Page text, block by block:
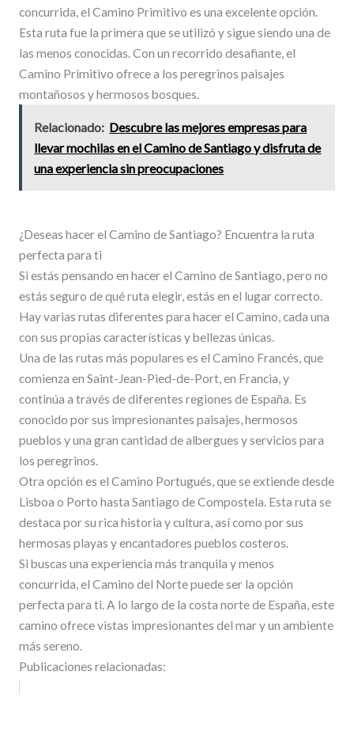
concurrida, el Camino Primitivo es una excelente opción.
Esta ruta fue la primera que se utilizó y sigue siendo una de
las menos conocidas. Con un recorrido desafiante, el
Camino Primitivo ofrece a los peregrinos paisajes
montañosos y hermosos bosques.
Relacionado: Descubre las mejores empresas para
llevar mochilas en el Camino de Santiago y disfruta de
una experiencia sin preocupaciones
¿Deseas hacer el Camino de Santiago? Encuentra la ruta
perfecta para ti
Si estás pensando en hacer el Camino de Santiago, pero no
estás seguro de qué ruta elegir, estás en el lugar correcto.
Hay varias rutas diferentes para hacer el Camino, cada una
con sus propias características y bellezas únicas.
Una de las rutas más populares es el Camino Francés, que
comienza en Saint-Jean-Pied-de-Port, en Francia, y
continúa a través de diferentes regiones de España. Es
conocido por sus impresionantes paisajes, hermosos
pueblos y una gran cantidad de albergues y servicios para
los peregrinos.
Otra opción es el Camino Portugués, que se extiende desde
Lisboa o Porto hasta Santiago de Compostela. Esta ruta se
destaca por su rica historia y cultura, así como por sus
hermosas playas y encantadores pueblos costeros.
Si buscas una experiencia más tranquila y menos
concurrida, el Camino del Norte puede ser la opción
perfecta para ti. A lo largo de la costa norte de España, este
camino ofrece vistas impresionantes del mar y un ambiente
más sereno.
Publicaciones relacionadas: